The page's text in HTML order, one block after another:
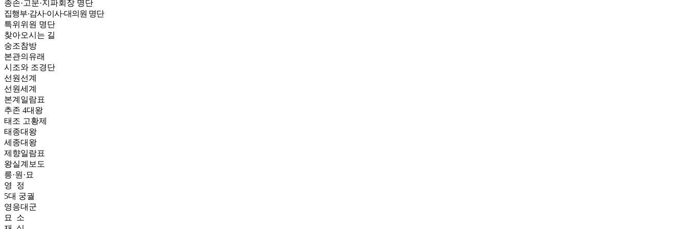
종손·고문·지파회장 명단
집행부·감사·이사·대의원 명단
특위위원 명단
찾아오시는 길
숭조참방
본관의유래
시조와 조경단
선원선계
선원세계
본계일람표
추존 4대왕
태조 고황제
태종대왕
세종대왕
제향일람표
왕실계보도
릉·원·묘
영 정
5대 궁궐
영응대군
묘 소